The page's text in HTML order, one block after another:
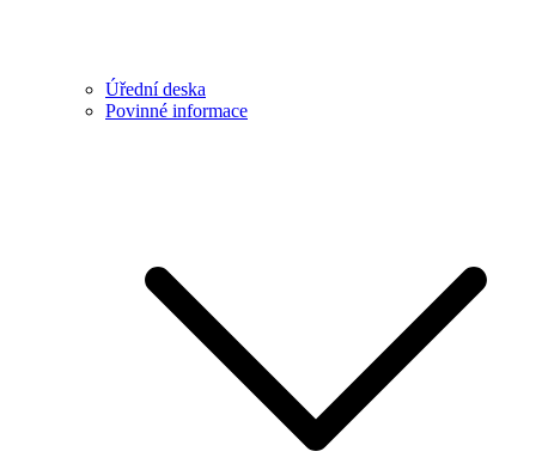
Úřední deska
Povinné informace